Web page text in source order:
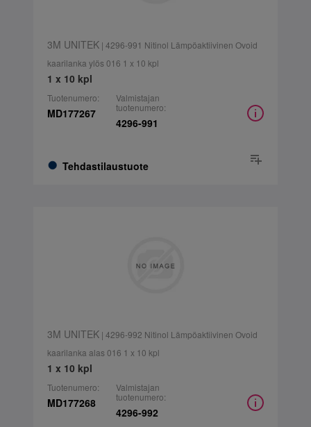
3M UNITEK| 4296-991 Nitinol Lämpöaktiivinen Ovoid
kaarilanka ylös 016 1 x 10 kpl
1 x 10 kpl
Tuotenumero:
MD177267
Tehdastilaustuote
Valmistajan
tuotenumero:
4296-991
3M UNITEK| 4296-992 Nitinol Lämpöaktiivinen Ovoid
kaarilanka alas 016 1 x 10 kpl
1 x 10 kpl
Tuotenumero:
MD177268
Valmistajan
tuotenumero:
4296-992